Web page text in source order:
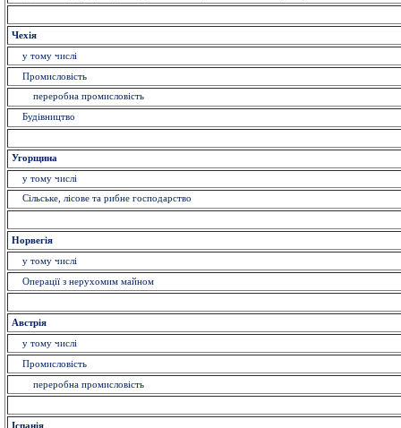
Чехія
у тому числі
Промисловість
переробна промисловість
Будівництво
Угорщина
у тому числі
Сільське, лісове та рибне господарство
Норвегія
у тому числі
Операції з нерухомим майном
Австрія
у тому числі
Промисловість
переробна промисловість
Іспанія